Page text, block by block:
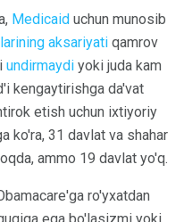
Medicaid uchun munosib
aksariyati qamrov
undirmaydi yoki juda kam
kengaytirishga da'vat
etish uchun ixtiyoriy
ko'ra, 31 davlat va shahar
ammo 19 davlat yo'q.
ro'yxatdan